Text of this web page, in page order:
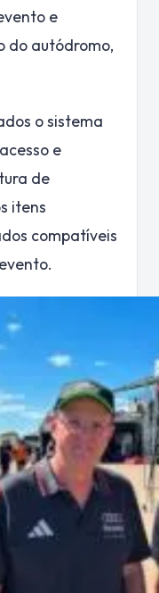
e
do autódromo,
o sistema
e
de
itens
compatíveis